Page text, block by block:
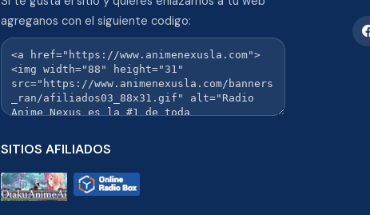
agreganos con el siguiente codigo:
SITIOS AFILIADOS